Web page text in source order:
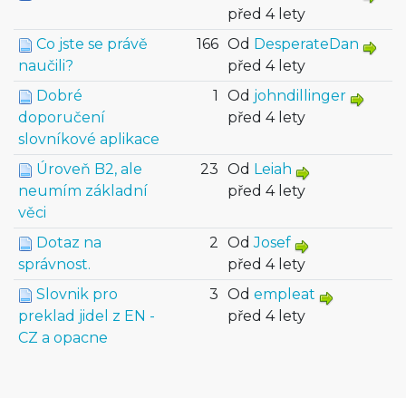
před 4 lety
Co jste se právě
naučili?
166 Od DesperateDan
před 4 lety
Dobré
doporučení
slovníkové aplikace
1 Od johndillinger
před 4 lety
Úroveň B2, ale
neumím základní
věci
23 Od Leiah
před 4 lety
Dotaz na
správnost.
2 OdJosef
před 4 lety
Slovnik pro
preklad jidel z EN -
CZ a opacne
3 Od empleat
před 4 lety